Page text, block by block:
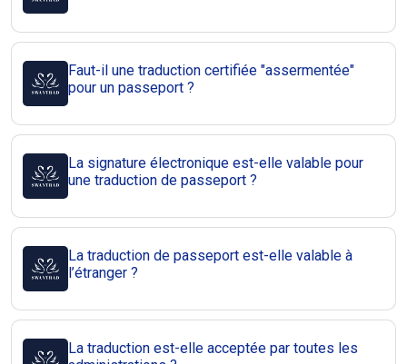
Faut-il une traduction certifiée "assermentée"
pour un passeport ?
La signature électronique est-elle valable pour
une traduction de passeport ?
La traduction de passeport est-elle valable à
l’étranger ?
La traduction est-elle acceptée par toutes les